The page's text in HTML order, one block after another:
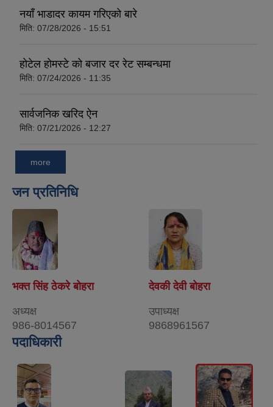
नयाँ भाडादर कायम गरिएको बारे
मिति: 07/28/2026 - 15:51
होटेल होमस्टे को बजार दर रेट सम्बन्धमा
मिति: 07/24/2026 - 11:35
सार्वजनिक खरिद ऐन
मिति: 07/21/2026 - 12:27
more
जन प्रतिनिधि
भक्त सिंह ठेकरे बोहरा
अध्यक्ष
986-8014567
देवकी देवी बोहरा
उपाध्यक्ष
9868961567
पदाधिकारी